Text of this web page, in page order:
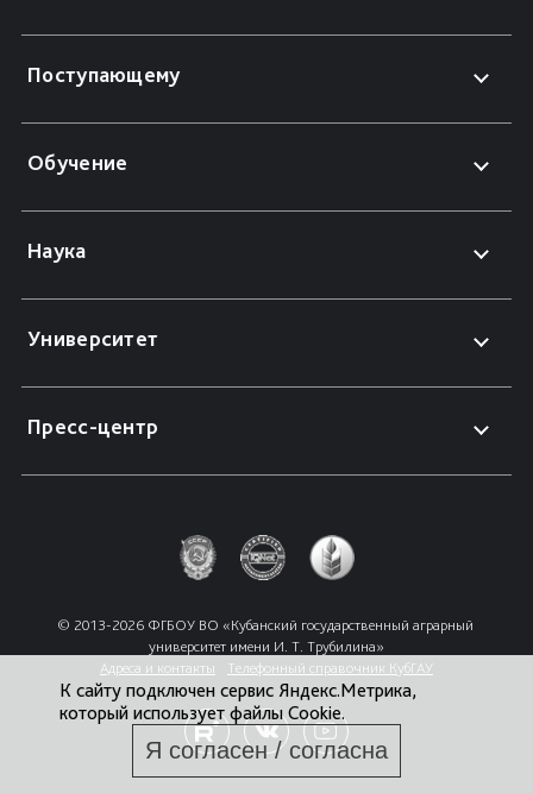
Поступающему
Обучение
Наука
Университет
Пресс-центр
© 2013-2026 ФГБОУ ВО «Кубанский государственный аграрный
университет имени И. Т. Трубилина»
Адреса и контакты
Телефонный справочник КубГАУ
К сайту подключен сервис Яндекс.Метрика,
который использует файлы Cookie.
Я согласен / согласна